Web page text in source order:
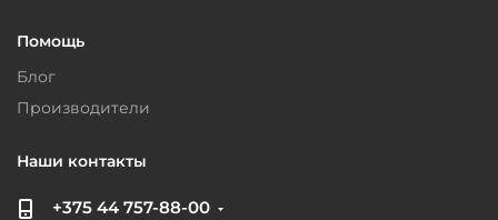
Помощь
Блог
Производители
Наши контакты
+375 44 757-88-00